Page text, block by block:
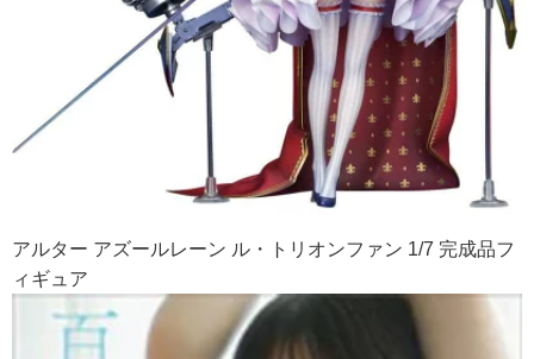
アルター アズールレーン ル・トリオンファン 1/7 完成品フ
ィギュア